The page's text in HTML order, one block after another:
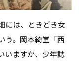
には、ときどき女
う。岡本綺堂「西
いますか、少年誌